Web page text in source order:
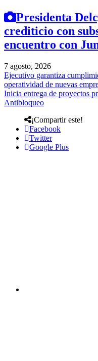
Presidenta
crediticio con
encuentro con
7 agosto, 2026
Ejecutivo garantiza
operatividad de nuevas
Inicia entrega de proyectos
Antibloqueo
¡Compartir este!
Facebook
Twitter
Google Plus